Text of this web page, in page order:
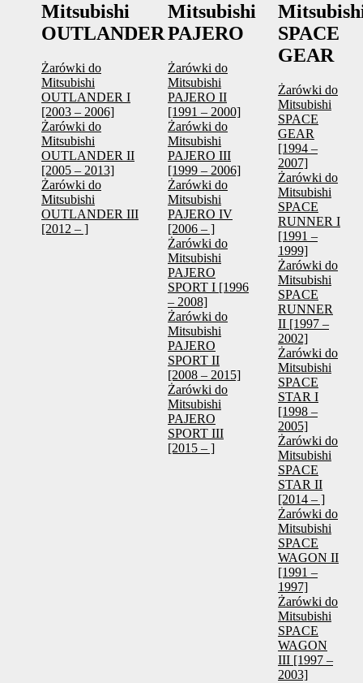
Mitsubishi
OUTLANDER
Żarówki do
Mitsubishi
OUTLANDER I
[2003 – 2006]
Żarówki do
Mitsubishi
OUTLANDER II
[2005 – 2013]
Żarówki do
Mitsubishi
OUTLANDER III
[2012 – ]
Mitsubishi
PAJERO
Żarówki do
Mitsubishi
PAJERO II
[1991 – 2000]
Żarówki do
Mitsubishi
PAJERO III
[1999 – 2006]
Żarówki do
Mitsubishi
PAJERO IV
[2006 – ]
Żarówki do
Mitsubishi
PAJERO
SPORT I [1996
– 2008]
Żarówki do
Mitsubishi
PAJERO
SPORT II
[2008 – 2015]
Żarówki do
Mitsubishi
PAJERO
SPORT III
[2015 – ]
SPACE
GEAR
Żarówki do
Mitsubishi
SPACE
GEAR
[1994 –
2007]
Żarówki do
Mitsubishi
SPACE
RUNNER I
[1991 –
1999]
Żarówki do
Mitsubishi
SPACE
RUNNER
II [1997 –
2002]
Żarówki do
Mitsubishi
SPACE
STAR I
[1998 –
2005]
Żarówki do
Mitsubishi
SPACE
STAR II
[2014 – ]
Żarówki do
Mitsubishi
SPACE
WAGON II
[1991 –
1997]
Żarówki do
Mitsubishi
SPACE
WAGON
III [1997 –
2003]